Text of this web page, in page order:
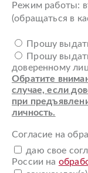
Режим работы:
(обращаться в
Прошу
Прошу
доверенному
Обратите
случае, если
при
личность.
Согласие на
даю свое
России на